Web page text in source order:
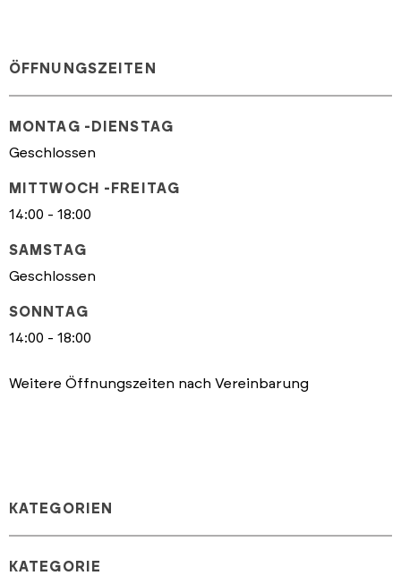
ÖFFNUNGSZEITEN
MONTAG -DIENSTAG
Geschlossen
MITTWOCH -FREITAG
14:00 - 18:00
SAMSTAG
Geschlossen
SONNTAG
14:00 - 18:00
Weitere Öffnungszeiten nach Vereinbarung
KATEGORIEN
KATEGORIE